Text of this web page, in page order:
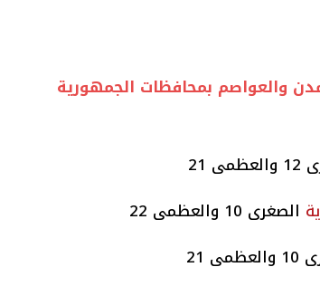
والعواصم بمحافظات الجمهورية
21
الصغرى 10 والعظمى 22